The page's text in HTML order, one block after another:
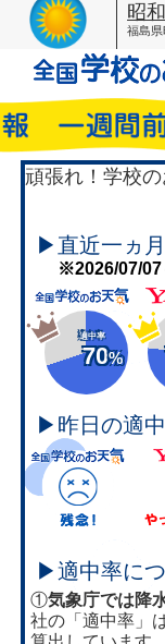
昭
福島
頑張れ！学校
▶直近一ヵ
※2026/07/07
適中率
70%
▶昨日の適
▶適中率に
①気象庁では降
社の「適中率」